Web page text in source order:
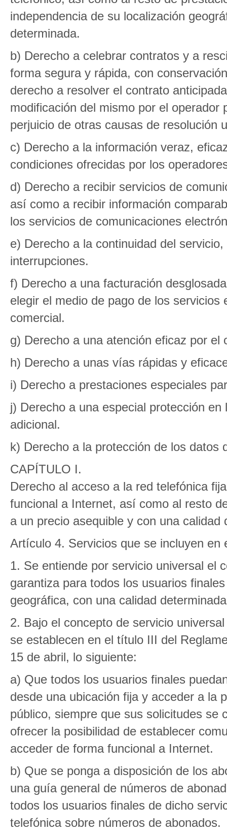
independencia de su localización
determinada.
b) Derecho a celebrar contratos y a
forma segura y rápida, con
derecho a resolver el contrato
modificación del mismo por el
perjuicio de otras causas de resolución
c) Derecho a la información veraz,
condiciones ofrecidas por los
d) Derecho a recibir servicios de
así como a recibir información
los servicios de comunicaciones
e) Derecho a la continuidad del
interrupciones.
f) Derecho a una facturación
elegir el medio de pago de los
comercial.
g) Derecho a una atención eficaz por el
h) Derecho a unas vías rápidas y
i) Derecho a prestaciones especiales
j) Derecho a una especial protección
adicional.
k) Derecho a la protección de los datos
CAPÍTULO I.
Derecho al acceso a la red telefónica
funcional a Internet, así como al resto
a un precio asequible y con una calidad
Artículo 4. Servicios que se incluyen en
1. Se entiende por servicio universal el
garantiza para todos los usuarios
geográfica, con una calidad
2. Bajo el concepto de servicio
se establecen en el título III del
15 de abril, lo siguiente:
a) Que todos los usuarios finales
desde una ubicación fija y acceder a la
público, siempre que sus solicitudes se
ofrecer la posibilidad de establecer
acceder de forma funcional a Internet.
b) Que se ponga a disposición de los
una guía general de números de
todos los usuarios finales de dicho
telefónica sobre números de abonados.